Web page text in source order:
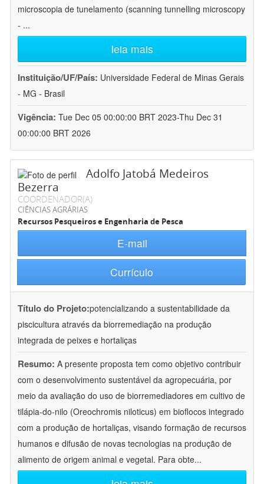
microscopia de tunelamento (scanning tunnelling microscopy
- ...
leia mais
Instituição/UF/País: Universidade Federal de Minas Gerais
- MG - Brasil
Vigência: Tue Dec 05 00:00:00 BRT 2023-Thu Dec 31
00:00:00 BRT 2026
Adolfo Jatobá Medeiros
Bezerra
COORDENADOR(A)
CIÊNCIAS AGRÁRIAS
Recursos Pesqueiros e Engenharia de Pesca
E-mail
Currículo
Título do Projeto:potencializando a sustentabilidade da
piscicultura através da biorremediação na produção
integrada de peixes e hortaliças
Resumo: A presente proposta tem como objetivo contribuir
com o desenvolvimento sustentável da agropecuária, por
meio da avaliação do uso de biorremediadores em cultivo de
tilápia-do-nilo (Oreochromis niloticus) em bioflocos integrado
com a produção de hortaliças, visando formação de recursos
humanos e difusão de novas tecnologias na produção de
alimento de origem animal e vegetal. Para obte...